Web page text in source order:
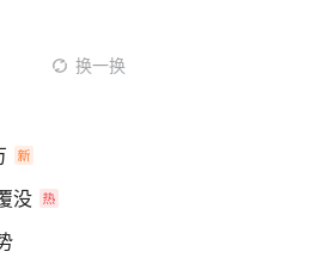
换一换
没